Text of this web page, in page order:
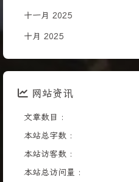
十一月 2025
十月 2025
网站资讯
文章数目 :
本站总字数 :
本站访客数 :
本站总访问量 :